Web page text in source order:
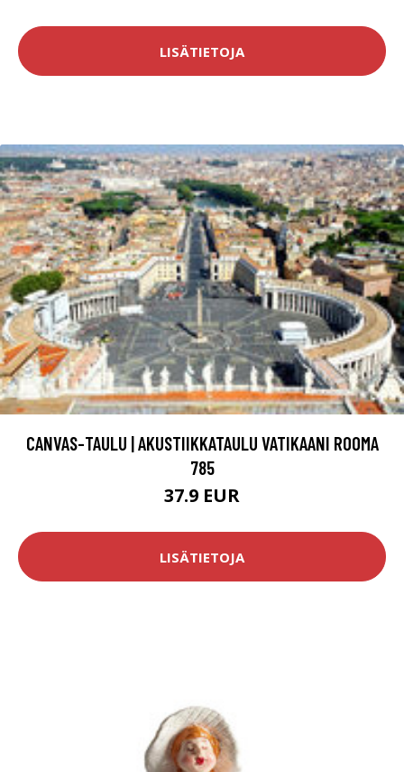
LISÄTIETOJA
CANVAS-TAULU | AKUSTIIKKATAULU VATIKAANI ROOMA
785
37.9 EUR
LISÄTIETOJA